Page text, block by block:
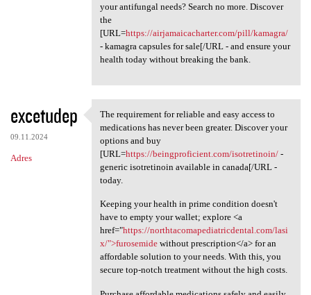
your antifungal needs? Search no more. Discover
the
[URL=https://airjamaicacharter.com/pill/kamagra/
- kamagra capsules for sale[/URL - and ensure your
health today without breaking the bank.
excetudep
09.11.2024
Adres
The requirement for reliable
The requirement for reliable and easy access to
medications has never been greater. Discover your
options and buy
[URL=https://beingproficient.com/isotretinoin/-
generic isotretinoin available in canada[/URL -
today.
Keeping your health in prime condition doesn't
have to empty your wallet; explore <a
href="https://northtacomapediatricdental.com/lasi
x/">furosemidewithout prescription</a> for an
affordable solution to your needs. With this, you
secure top-notch treatment without the high costs.